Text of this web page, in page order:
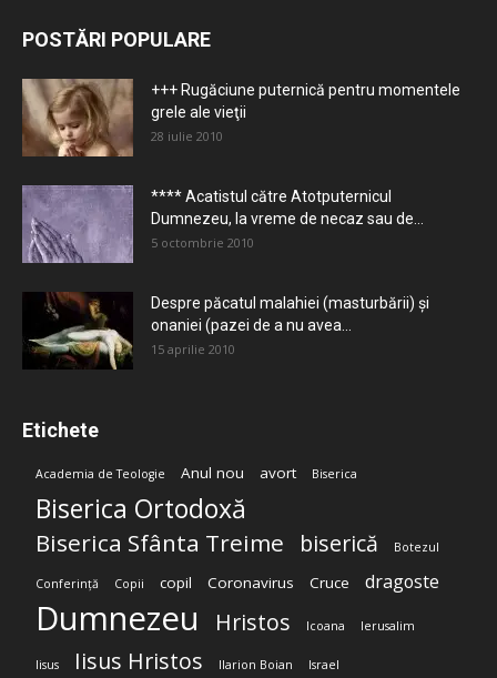
POSTĂRI POPULARE
+++ Rugăciune puternică pentru momentele
grele ale vieţii
28 iulie 2010
**** Acatistul către Atotputernicul
Dumnezeu, la vreme de necaz sau de...
5 octombrie 2010
Despre păcatul malahiei (masturbării) şi
onaniei (pazei de a nu avea...
15 aprilie 2010
Etichete
Academia de Teologie Anul nou avort Biserica
Biserica Ortodoxă
Biserica Sfânta Treime biserică Botezul
Conferință Copii copil Coronavirus Cruce dragoste
Dumnezeu Hristos Icoana Ierusalim
Iisus Iisus Hristos Ilarion Boian Israel